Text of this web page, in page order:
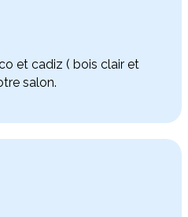
et cadiz ( bois clair et
salon.